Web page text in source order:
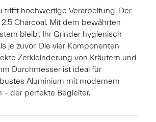
trifft hochwertige Verarbeitung: Der
Charcoal. Mit dem bewährten
bleibt Ihr Grinder hygienisch
je zuvor. Die vier Komponenten
Zerkleinderung von Kräutern und
Durchmesser ist ideal für
Aluminium mit modernem
– der perfekte Begleiter.